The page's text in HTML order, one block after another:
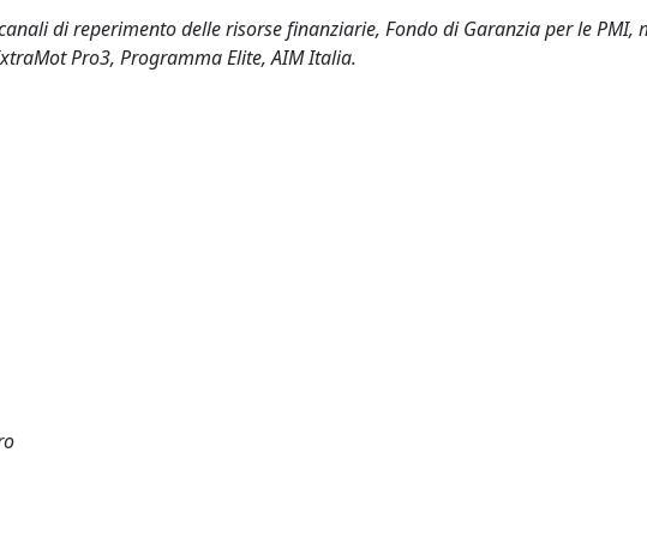
di reperimento delle risorse finanziarie, Fondo di Garanzia per le PMI,
Pro3, Programma Elite, AIM Italia.